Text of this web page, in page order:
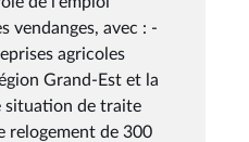
vendanges, avec : -
agricoles
Grand-Est et la
situation de traite
relogement de 300